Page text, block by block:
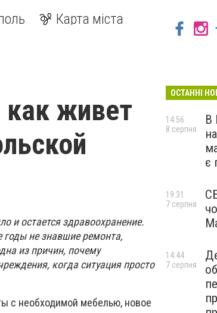
Карта міста
как живет
и остается здравоохранение.
годы не знавшие ремонта,
из причин, почему
когда ситуация просто
с необходимой мебелью, новое
ОСТАННІ
В
є
14:56
8 серпня
19:31
7 серпня
14:44
7 серпня